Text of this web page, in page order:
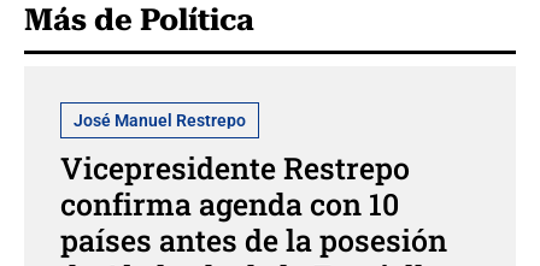
Más de Política
José Manuel Restrepo
Vicepresidente Restrepo
confirma agenda con 10
países antes de la posesión